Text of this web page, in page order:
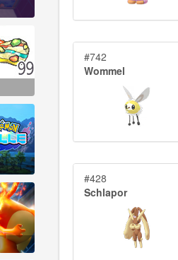
#742
Wommel
#428
Schlapor